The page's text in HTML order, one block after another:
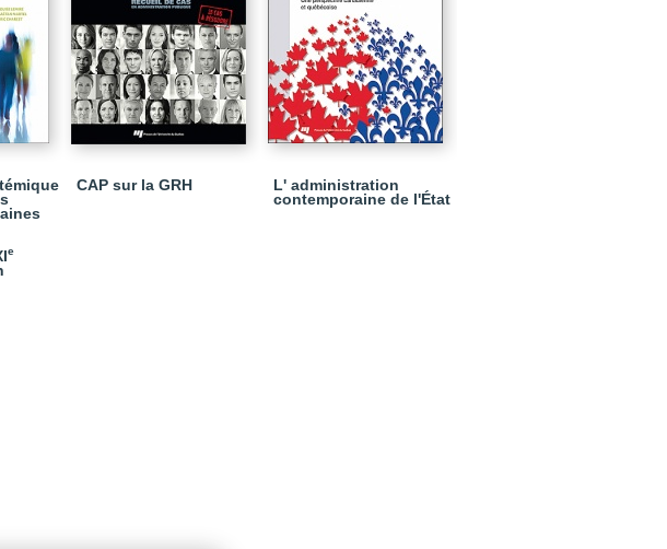
e
CAP sur la GRH
L' administration
contemporaine de l'État